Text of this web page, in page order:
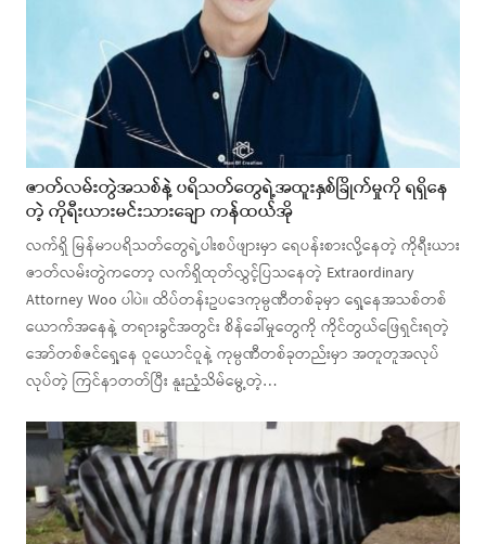
ဇာတ်လမ်းတွဲအသစ်နဲ့ ပရိသတ်တွေရဲ့အထူးနှစ်ခြိုက်မှုကို ရရှိနေ
တဲ့ ကိုရီးယားမင်းသားချော ကန်ထယ်အို
လက်ရှိ မြန်မာပရိသတ်တွေရဲ့ပါးစပ်ဖျားမှာ ရေပန်းစားလို့နေတဲ့ ကိုရီးယား
ဇာတ်လမ်းတွဲကတော့ လက်ရှိထုတ်လွှင့်ပြသနေတဲ့ Extraordinary
Attorney Woo ပါပဲ။ ထိပ်တန်းဥပဒေကုမ္ပဏီတစ်ခုမှာ ရှေ့နေအသစ်တစ်
ယောက်အနေနဲ့ တရားခွင်အတွင်း စိန်ခေါ်မှုတွေကို ကိုင်တွယ်ဖြေရှင်းရတဲ့
အော်တစ်ဇင်ရှေ့နေ ဝူယောင်ဝူနဲ့ ကုမ္ပဏီတစ်ခုတည်းမှာ အတူတူအလုပ်
လုပ်တဲ့ ကြင်နာတတ်ပြီး နူးညံ့သိမ်မွေ့တဲ့…